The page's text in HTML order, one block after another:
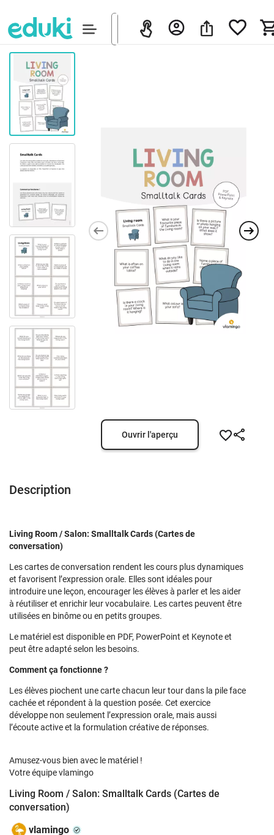
Ouvrir l'aperçu
Description
Living Room / Salon: Smalltalk Cards (Cartes de
conversation)
Les cartes de conversation rendent les cours plus dynamiques
et favorisent l’expression orale. Elles sont idéales pour
introduire une leçon, encourager les élèves à parler et les aider
à réutiliser et enrichir leur vocabulaire. Les cartes peuvent être
utilisées en binôme ou en petits groupes.
Le matériel est disponible en PDF, PowerPoint et Keynote et
peut être adapté selon les besoins.
Comment ça fonctionne ?
Les élèves piochent une carte chacun leur tour dans la pile face
cachée et répondent à la question posée. Cet exercice
développe non seulement l’expression orale, mais aussi
l’écoute active et la formulation créative de réponses.
Amusez-vous bien avec le matériel !
Votre équipe vlamingo
Living Room / Salon: Smalltalk Cards (Cartes de
conversation)
vlamingo